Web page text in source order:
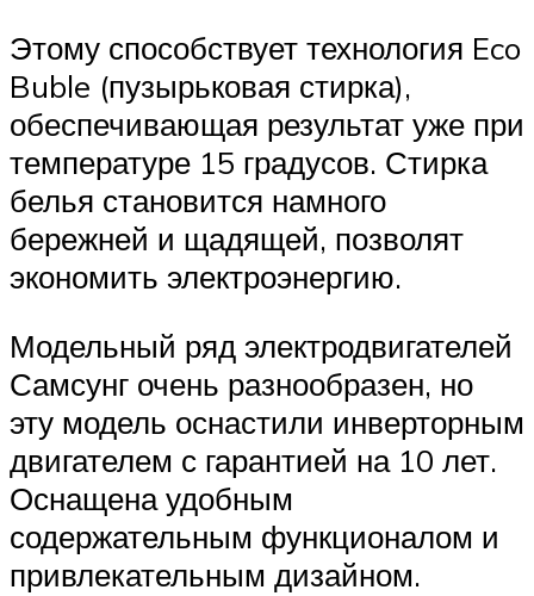
Этому способствует технология Eco
Buble (пузырьковая стирка),
обеспечивающая результат уже при
температуре 15 градусов. Стирка
белья становится намного
бережней и щадящей, позволят
экономить электроэнергию.
Модельный ряд электродвигателей
Самсунг очень разнообразен, но
эту модель оснастили инверторным
двигателем с гарантией на 10 лет.
Оснащена удобным
содержательным функционалом и
привлекательным дизайном.